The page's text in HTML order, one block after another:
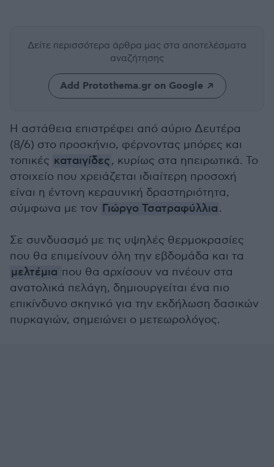
Δείτε περισσότερα άρθρα μας στα αποτελέσματα
αναζήτησης
Add Protothema.gr on Google
Η αστάθεια επιστρέφει από αύριο Δευτέρα
(8/6) στο προσκήνιο, φέρνοντας μπόρες και
τοπικές καταιγίδες, κυρίως στα ηπειρωτικά. Το
στοιχείο που χρειάζεται ιδιαίτερη προσοχή
είναι η έντονη κεραυνική δραστηριότητα,
σύμφωνα με τον Γιώργο Τσατραφύλλια.
Σε συνδυασμό με τις υψηλές θερμοκρασίες
που θα επιμείνουν όλη την εβδομάδα και τα
μελτέμια που θα αρχίσουν να πνέουν στα
ανατολικά πελάγη, δημιουργείται ένα πιο
επικίνδυνο σκηνικό για την εκδήλωση δασικών
πυρκαγιών, σημειώνει ο μετεωρολόγος.